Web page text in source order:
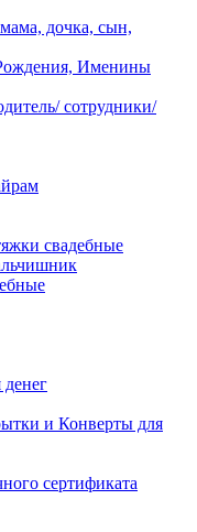
дочка, сын,
Именины
сотрудники/
свадебные
и Конверты для
сертификата